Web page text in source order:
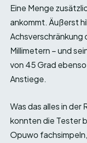
Eine Menge
ankommt. Äußerst
Millimetern – und
von 45 Grad
Anstiege.
Was das alles in
konnten die Tester
Opuwo